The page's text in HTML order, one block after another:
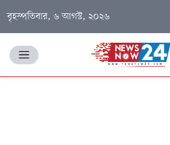
বৃহস্পতিবার, ৬ আগস্ট, ২০২৬